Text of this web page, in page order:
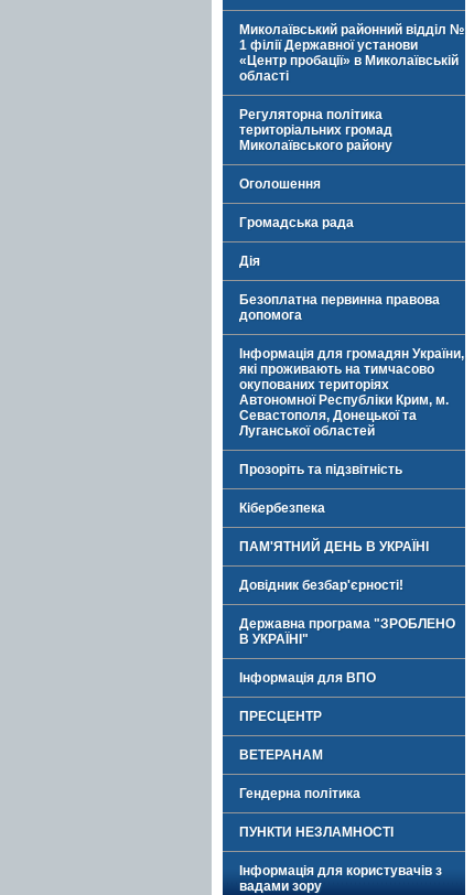
Миколаївський районний відділ №
1 філії Державної установи
«Центр пробації» в Миколаївській
області
Регуляторна політика
територіальних громад
Миколаївського району
Оголошення
Громадська рада
Дія
Безоплатна первинна правова
допомога
Інформація для громадян України,
які проживають на тимчасово
окупованих територіях
Автономної Республіки Крим, м.
Севастополя, Донецької та
Луганської областей
Прозоріть та підзвітність
Кібербезпека
ПАМ'ЯТНИЙ ДЕНЬ В УКРАЇНІ
Довідник безбар'єрності!
Державна програма "ЗРОБЛЕНО
В УКРАЇНІ"
Інформація для ВПО
ПРЕСЦЕНТР
ВЕТЕРАНАМ
Гендерна політика
ПУНКТИ НЕЗЛАМНОСТІ
Інформація для користувачів з
вадами зору